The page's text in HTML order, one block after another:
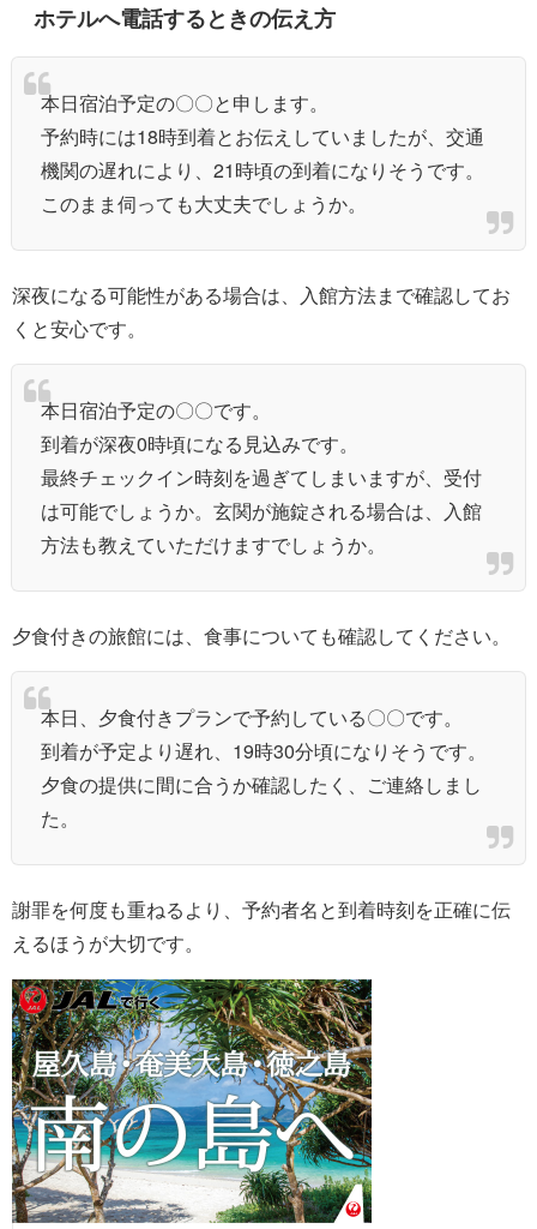
ホテルへ電話するときの伝え方
本日宿泊予定の〇〇と申します。
予約時には18時到着とお伝えしていましたが、交通
機関の遅れにより、21時頃の到着になりそうです。
このまま伺っても大丈夫でしょうか。
深夜になる可能性がある場合は、入館方法まで確認してお
くと安心です。
本日宿泊予定の〇〇です。
到着が深夜0時頃になる見込みです。
最終チェックイン時刻を過ぎてしまいますが、受付
は可能でしょうか。玄関が施錠される場合は、入館
方法も教えていただけますでしょうか。
夕食付きの旅館には、食事についても確認してください。
本日、夕食付きプランで予約している〇〇です。
到着が予定より遅れ、19時30分頃になりそうです。
夕食の提供に間に合うか確認したく、ご連絡しまし
た。
謝罪を何度も重ねるより、予約者名と到着時刻を正確に伝
えるほうが大切です。